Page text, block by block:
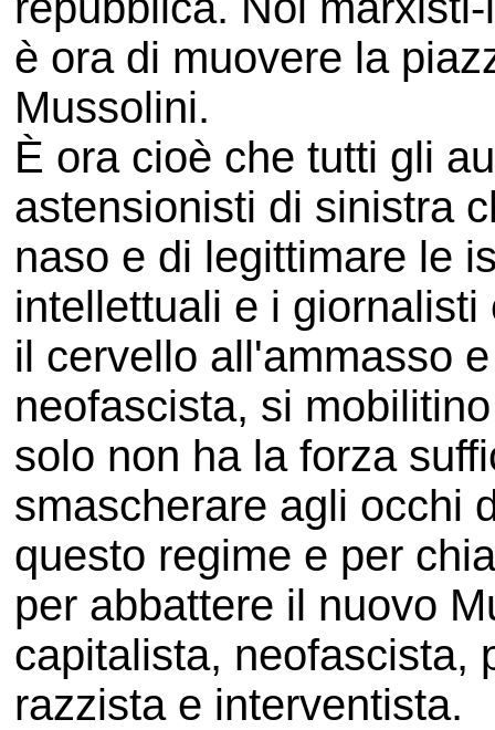
è ora di muovere la
Mussolini.
È ora cioè che tutti gli
astensionisti di sinistra
naso e di legittimare le
intellettuali e i
il cervello all'ammasso
neofascista, si
solo non ha la forza
smascherare agli occhi
questo regime e per
per abbattere il nuovo
capitalista, neofascista,
razzista e interventista.